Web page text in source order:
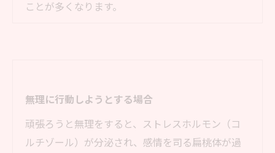
ことが多くなります。
無理に行動しようとする場合
頑張ろうと無理をすると、ストレスホルモン（コ
ルチゾール）が分泌され、感情を司る扁桃体が過